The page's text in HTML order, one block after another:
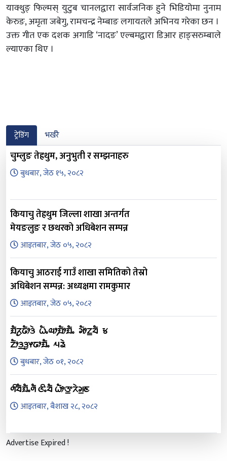
याक्थुङ् फिल्मस् युटुब चानलद्वारा सार्वजनिक हुने भिडियोमा नुनाम
केरुङ, अमृता जबेगु, रामचन्द्र नेम्बाङ लगायतले अभिनय गरेका छन ।
उक्त गीत एक दशक अगाडि ‘नादङ’ एल्बमद्वारा डिआर हाङ्सरुम्बाले
ल्याएका थिए ।
ट्रेडिंग भर्खरै
चुम्लुङ तेह्रथुम, अनुभुती र सम्झनाहरु
बुधबार, जेठ १५, २०८२
कियाचु तेह्रथुम जिल्ला शाखा अन्तर्गत
मेयङलुङ र छथरको अधिबेशन सम्पन्न
आइतबार, जेठ ०५, २०८२
कियाचु आठराई गाउँ शाखा समितिको तेस्रो
अधिबेशन सम्पन्न: अध्यक्षमा रामकुमार
आइतबार, जेठ ०५, २०८२
ᤀᤠᤖᤢᤒᤥᤋᤧ ᤐᤠᤱᤓᤣ᤹ᤀᤥᤀᤠᤱ ᤆᤥᤁ᤻ᤔᤠ ᤃ
ᤁᤥᤋ᤻ᤋᤢᤶᤒᤣᤀᤠᤱ ᤘᤕᤧ
बुधबार, जेठ ०१, २०८२
ᤛᤡᤔᤠᤀᤠᤱᤛᤠ ᤜᤡᤱᤔᤠ ᤐᤥᤅ᤻ᤖᤧᤆ᤻ᤇ
आइतबार, बैशाख २८, २०८२
Advertise Expired !